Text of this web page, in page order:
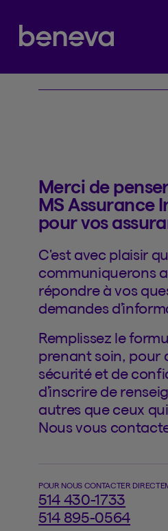
Partenaire Beneva
Merci de
MS Assurance
pour vos
C'est avec plaisir
communiquerons
répondre à vos
demandes
Remplissez le
prenant soin, pour
sécurité et de
d’inscrire de
autres que ceux
Nous vous
POUR NOUS CONTACTER
514 430-1733
514 895-0564